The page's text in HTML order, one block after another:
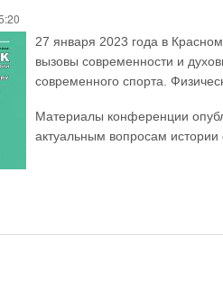
27 января 2023 года в
вызовы современности и
современного спорта.
Материалы конференции
актуальным вопросам истории